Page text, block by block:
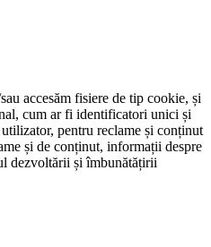
accesăm fisiere de tip cookie, și
cum ar fi identificatori unici și
pentru reclame și conținut
și de conținut, informații despre
dezvoltării și îmbunătățirii